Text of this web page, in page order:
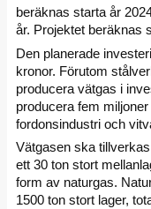
beräknas starta år
år. Projektet beräknas
Den planerade
kronor. Förutom
producera vätgas i
producera fem
fordonsindustri och
Vätgasen ska
ett 30 ton stort
form av naturgas.
1500 ton stort lager,